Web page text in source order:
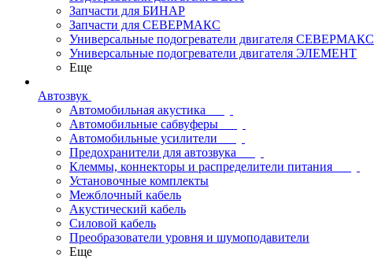
Запчасти для БИНАР
Запчасти для СЕВЕРМАКС
Универсальные подогреватели двигателя СЕВЕРМАКС
Универсальные подогреватели двигателя ЭЛЕМЕНТ
Еще
Автозвук
Автомобильная акустика
Автомобильные сабвуферы
Автомобильные усилители
Предохранители для автозвука
Клеммы, коннекторы и распределители питания
Установочные комплекты
Межблочный кабель
Акустический кабель
Силовой кабель
Преобразователи уровня и шумоподавители
Еще